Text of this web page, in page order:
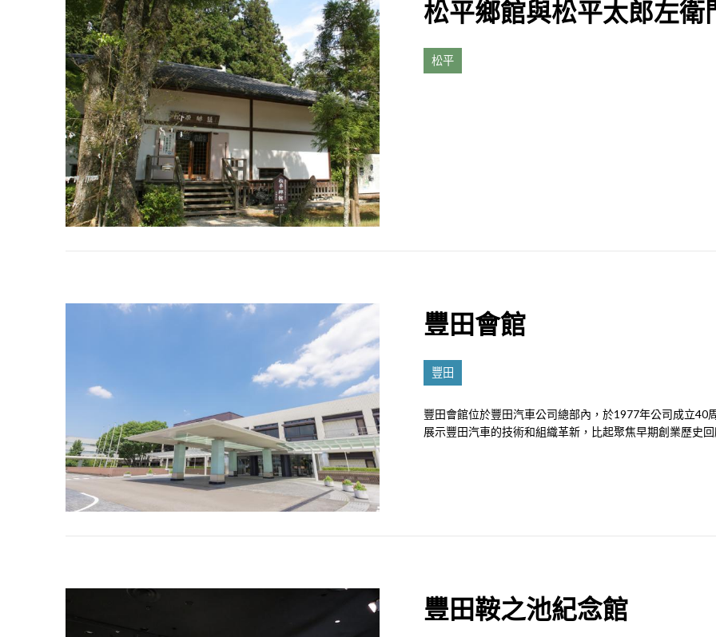
松平鄉館與松平太郎左衛
松平
豐田會館
豐田
豐田會館位於豐田汽車公司總部內，於1977年公司成立
展示豐田汽車的技術和組織革新，比起聚焦早期創業歷史
豐田鞍之池紀念館